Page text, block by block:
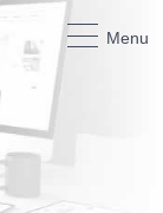
Menu